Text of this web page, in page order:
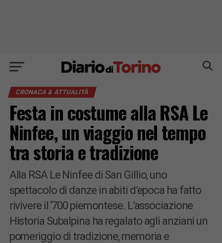
CRONACA & ATTUALITÀ
Festa in costume alla RSA Le
Ninfee, un viaggio nel tempo
tra storia e tradizione
Alla RSA Le Ninfee di San Gillio, uno
spettacolo di danze in abiti d’epoca ha fatto
rivivere il ‘700 piemontese. L’associazione
Historia Subalpina ha regalato agli anziani un
pomeriggio di tradizione, memoria e